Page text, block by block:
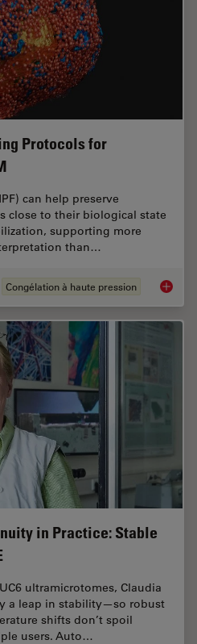
Protocols for
can help preserve
close to their biological state
supporting more
than…
Congélation à haute pression High-
in Practice: Stable
ultramicrotomes, Claudia
a leap in stability—so robust
shifts don’t spoil
users. Auto…